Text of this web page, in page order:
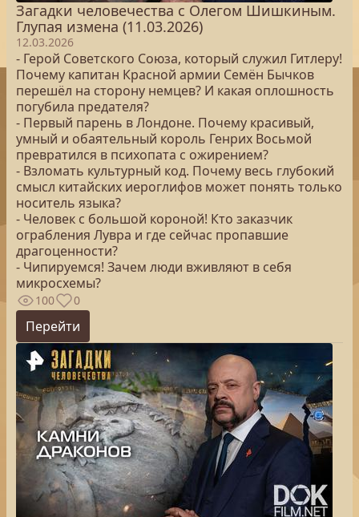
Загадки человечества с Олегом Шишкиным.
Глупая измена (11.03.2026)
12.03.2026
- Герой Советского Союза, который служил Гитлеру!
Почему капитан Красной армии Семён Бычков
перешёл на сторону немцев? И какая оплошность
погубила предателя?
- Первый парень в Лондоне. Почему красивый,
умный и обаятельный король Генрих Восьмой
превратился в психопата с ожирением?
- Взломать культурный код. Почему весь глубокий
смысл китайских иероглифов может понять только
носитель языка?
- Человек с большой короной! Кто заказчик
ограбления Лувра и где сейчас пропавшие
драгоценности?
- Чипируемся! Зачем люди вживляют в себя
микросхемы?
100 0
Перейти